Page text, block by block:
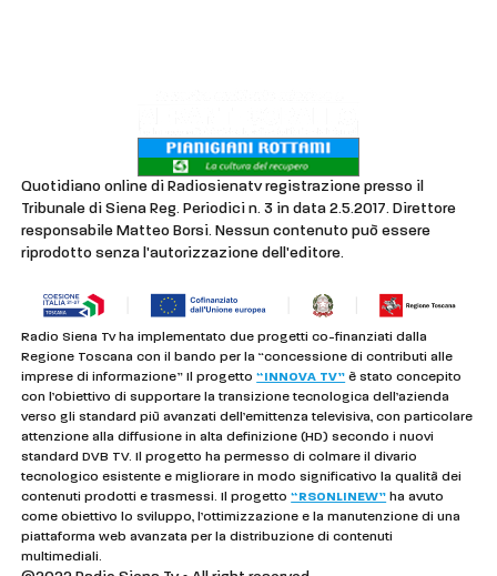
Quotidiano online di Radiosienatv registrazione presso il
Tribunale di Siena Reg. Periodici n. 3 in data 2.5.2017. Direttore
responsabile Matteo Borsi. Nessun contenuto può essere
riprodotto senza l'autorizzazione dell'editore.
Radio Siena Tv ha implementato due progetti co-finanziati dalla
Regione Toscana con il bando per la “concessione di contributi alle
imprese di informazione” Il progetto“INNOVA TV” è stato concepito
con l’obiettivo di supportare la transizione tecnologica dell’azienda
verso gli standard più avanzati dell’emittenza televisiva, con particolare
attenzione alla diffusione in alta definizione (HD) secondo i nuovi
standard DVB TV. Il progetto ha permesso di colmare il divario
tecnologico esistente e migliorare in modo significativo la qualità dei
contenuti prodotti e trasmessi. Il progetto“RSONLINEW” ha avuto
come obiettivo lo sviluppo, l’ottimizzazione e la manutenzione di una
piattaforma web avanzata per la distribuzione di contenuti
multimediali.